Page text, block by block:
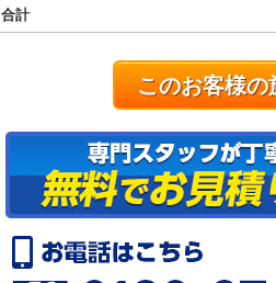
合計
このお客様